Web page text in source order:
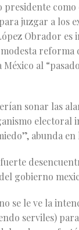
juzgar a los
Obrador
al
sonar las
electoral
abunda
gobierno
se le ve la
serviles)